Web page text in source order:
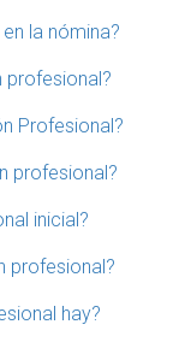
la nómina?
profesional?
Profesional?
profesional?
inicial?
profesional?
hay?